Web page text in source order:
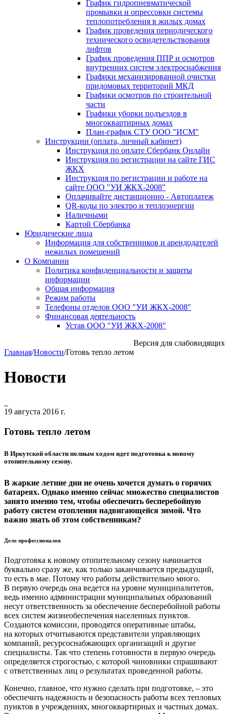
График гидропневматической
промывки и опрессовки системы
теплопотребления в жилых домах
График проведения периодического
технического освидетельствования
лифтов
График проведения ППР и осмотров
внутренних систем электроснабжения
Графики механизированной очистки
придомовых территорий МКД
Графики осмотров по строительной
части
Графики уборки подъездов в
многоквартирных домах
План-график СТУ ООО "ИСМ"
Инструкции (оплата, личный кабинет)
Инструкция по оплате Сбербанк Онлайн
Инструкция по регистрации на сайте ГИС
ЖКХ
Инструкция по регистрации и работе на
сайте ООО "УИ ЖКХ-2008"
Оплачивайте дистанционно - Автоплатеж
QR-коды по электро и теплоэнергии
Наличными
Картой Сбербанка
Юридические лица
Информация для собственников и арендодателей
нежилых помещений
О Компании
Политика конфиденциальности и защиты
информации
Общая информация
Режим работы
Телефоны отделов ООО "УИ ЖКХ-2008"
Финансовая деятельность
Устав ООО "УИ ЖКХ-2008"
Версия для слабовидящих
Главная/Новости/Готовь тепло летом
Новости
19 августа 2016 г.
Готовь тепло летом
В Иркутской области полным ходом идет подготовка к новому
отопительному сезону.
В жаркие летние дни не очень хочется думать о горячих
батареях. Однако именно сейчас множество специалистов
занято именно тем, чтобы обеспечить бесперебойную
работу систем отопления надвигающейся зимой. Что
важно знать об этом собственникам?
Дело профессионалов
Подготовка к новому отопительному сезону начинается
буквально сразу же, как только заканчивается предыдущий,
то есть в мае. Потому что работы действительно много.
В первую очередь она ведется на уровне муниципалитетов,
ведь именно администрации муниципальных образований
несут ответственность за обеспечение бесперебойной работы
всех систем жизнеобеспечения населенных пунктов.
Создаются комиссии, проводятся оперативные штабы,
на которых отчитываются представители управляющих
компаний, ресурсоснабжающих организаций и другие
специалисты. Так что степень готовности в первую очередь
определяется строгостью, с которой чиновники спрашивают
с ответственных лиц о результатах проведенной работы.
Конечно, главное, что нужно сделать при подготовке, – это
обеспечить надежность и безопасность работы всех тепловых
пунктов в учреждениях, многоквартирных и частных домах.